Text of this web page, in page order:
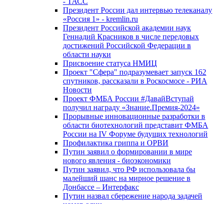
Президент России дал интервью телеканалу
«Россия 1» - kremlin.ru
Президент Российской академии наук
Геннадий Красников в числе передовых
достижений Российской Федерации в
области науки
Присвоение статуса НМИЦ
Проект "Сфера" подразумевает запуск 162
спутников, рассказали в Роскосмосе - РИА
Новости
Проект ФМБА России #ДавайВступай
получил награду «Знание.Премия-2024»
Прорывные инновационные разработки в
области биотехнологий представит ФМБА
России на IV Форуме будущих технологий
Профилактика гриппа и ОРВИ
Путин заявил о формировании в мире
нового явления - биоэкономики
Путин заявил, что РФ использовала бы
малейший шанс на мирное решение в
Донбассе – Интерфакс
Путин назвал сбережение народа задачей